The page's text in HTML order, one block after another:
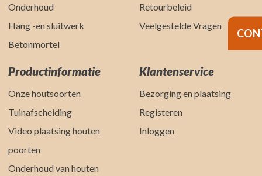
Onderhoud
Hang -en sluitwerk
Betonmortel
Retourbeleid
Veelgestelde Vragen
Productinformatie
Onze houtsoorten
Tuinafscheiding
Video plaatsing houten
poorten
Onderhoud van houten
Klantenservice
Bezorging en plaatsing
Registeren
Inloggen